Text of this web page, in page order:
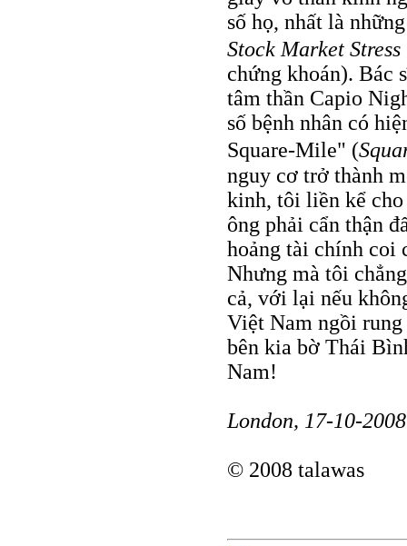
số họ, nhất là
Stock Market Stress
chứng khoán). Bác
tâm thần Capio
số bệnh nhân có
Square-Mile" (
nguy cơ trở thành
kinh, tôi liền kể cho
ông phải cẩn thận
hoảng tài chính coi
Nhưng mà tôi
cả, với lại nếu
Việt Nam ngồi
bên kia bờ Thái
Nam!
London, 17-10-2008
© 2008 talawas